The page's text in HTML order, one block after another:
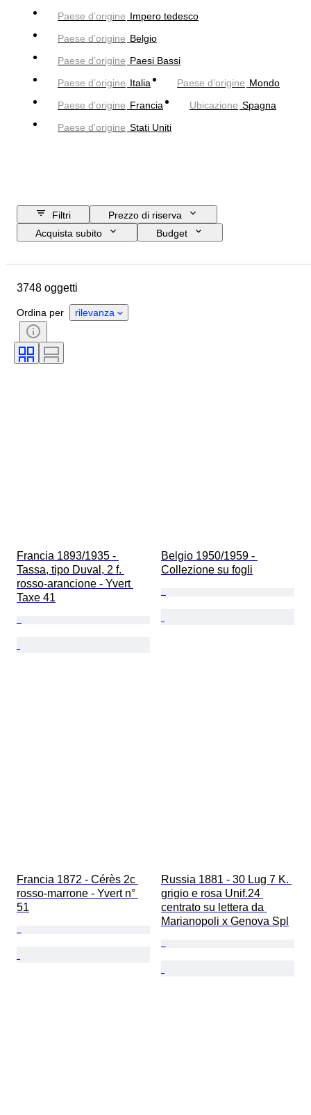
Paese d’origine Impero tedesco
Paese d’origine Belgio
Paese d’origine Paesi Bassi
Paese d’origine Italia Paese d’origine Mondo
Paese d’origine Francia Ubicazione Spagna
Paese d’origine Stati Uniti
Filtri
Prezzo di riserva
Acquista subito
Budget
Paese d’origine
Condizioni
Certificato
Tecnica
Edizione
3748 oggetti
Ordina per rilevanza
Francia 1893/1935 -
Tassa, tipo Duval, 2 f.
rosso-arancione - Yvert
Taxe 41
Belgio 1950/1959 -
Collezione su fogli
Francia 1872 - Cérès 2c
rosso-marrone - Yvert n°
51
Russia 1881 - 30 Lug 7 K.
grigio e rosa Unif.24
centrato su lettera da
Marianopoli x Genova Spl